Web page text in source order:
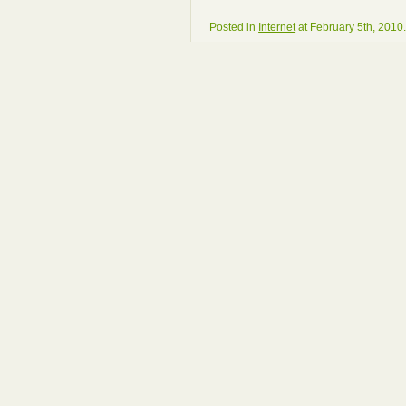
Posted in Internetat February 5th,